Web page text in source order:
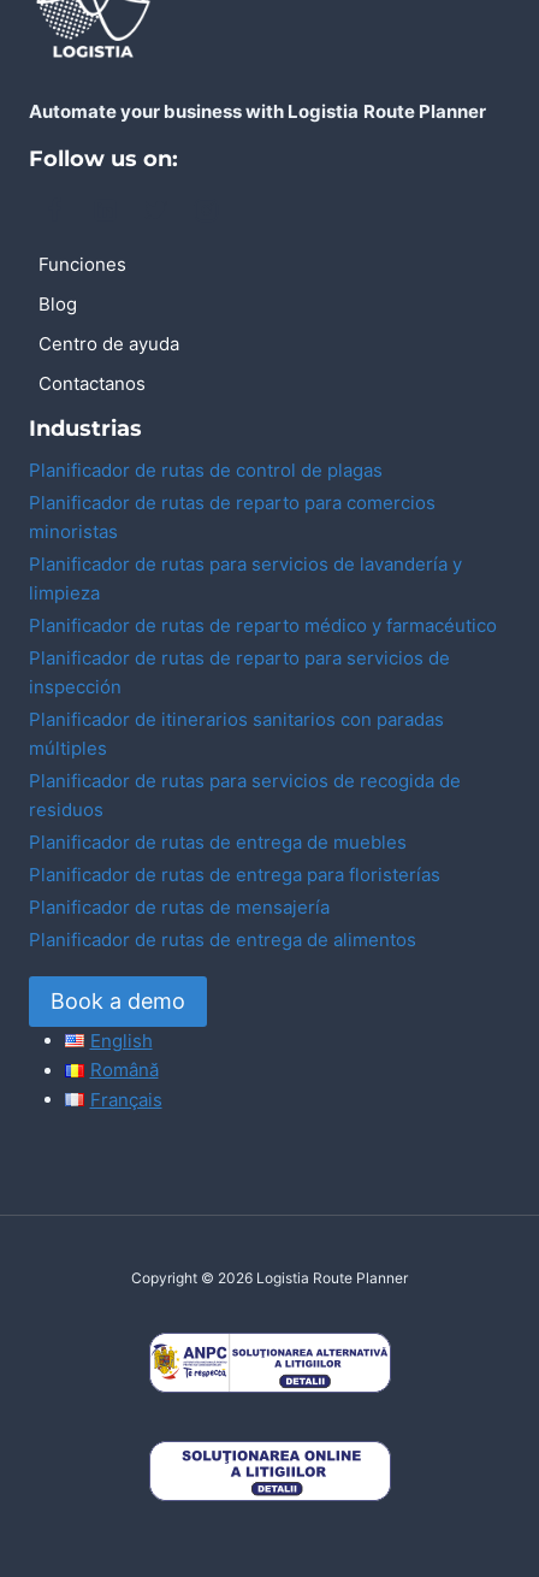
ÚLTIMA
Automate your business with Logistia Route Planner
Follow us on:
Funciones
Blog
Centro de ayuda
Contactanos
Industrias
Planificador de rutas de control de plagas
Planificador de rutas de reparto para comercios
minoristas
Planificador de rutas para servicios de lavandería y
limpieza
Planificador de rutas de reparto médico y farmacéutico
Planificador de rutas de reparto para servicios de
inspección
Planificador de itinerarios sanitarios con paradas
múltiples
Planificador de rutas para servicios de recogida de
residuos
Planificador de rutas de entrega de muebles
Planificador de rutas de entrega para floristerías
Planificador de rutas de mensajería
Planificador de rutas de entrega de alimentos
Book a demo
English
Română
Français
Copyright © 2026 Logistia Route Planner